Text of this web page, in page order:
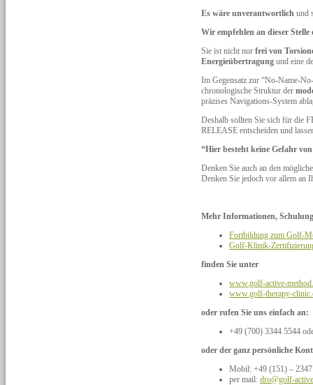
Es wäre unverantwortlich und
Wir empfehlen an dieser
Sie ist nicht nur frei von
Energieübertragung und eine
Im Gegensatz zur “No-Name-
chronologische Struktur der
präzises Navigations-System
Deshalb sollten Sie sich für die
RELEASE entscheiden und
“Hier besteht keine Gefahr
Denken Sie auch an den
Denken Sie jedoch vor allem an
Mehr Informationen,
Fortbildung zum Golf-
Golf-Klinik-
finden Sie unter
www.golf-active-
www.golf-therapy-
oder rufen Sie uns einfach an:
+49 (700) 3344 5544
oder der ganz persönliche
Mobil: +49 (151) –
per mail: dro@golf-